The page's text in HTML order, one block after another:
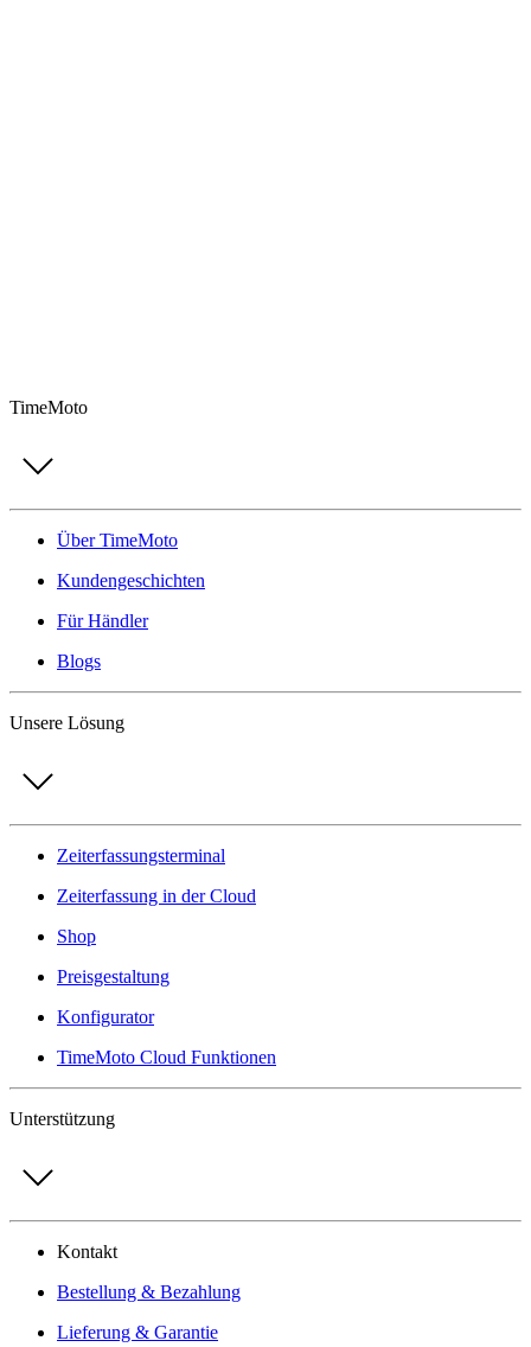
TimeMoto
Über TimeMoto
Kundengeschichten
Für Händler
Blogs
Unsere Lösung
Zeiterfassungsterminal
Zeiterfassung in der Cloud
Shop
Preisgestaltung
Konfigurator
TimeMoto Cloud Funktionen
Unterstützung
Kontakt
Bestellung & Bezahlung
Lieferung & Garantie